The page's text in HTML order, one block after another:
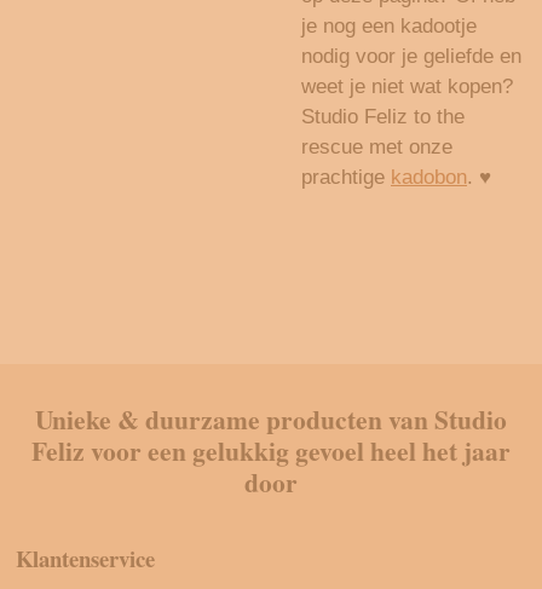
je nog een kadootje
nodig voor je geliefde en
weet je niet wat kopen?
Studio Feliz to the
rescue met onze
prachtige kadobon. ♥
Unieke & duurzame producten van Studio
Feliz voor een gelukkig gevoel heel het jaar
door
Klantenservice